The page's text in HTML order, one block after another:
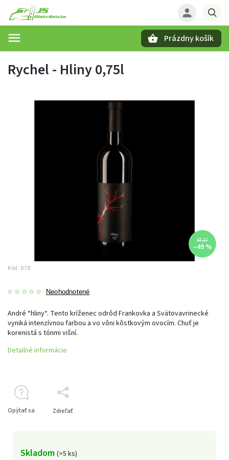
Prázdny košík
Rychel - Hliny 0,75l
€7,17
–49 %
Kód: 878
Neohodnotené
Skladom (>5 ks)
André “hliny“. Tento kríženec odrôd Frankovka a Svätovavrinecké
vyniká intenzívnou farbou a vo vôni kôstkovým ovocím. Chuť je
korenistá s tónmi višní.
Detailné informácie
Opýtať sa Zdieľať